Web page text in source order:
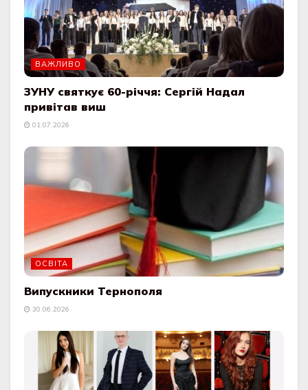
ВАЖЛИВО
ЗУНУ святкує 60-річчя: Сергій Надал
привітав виш
01.07.2026
ОСВІТА
Випускники Тернополя
30.06.2026